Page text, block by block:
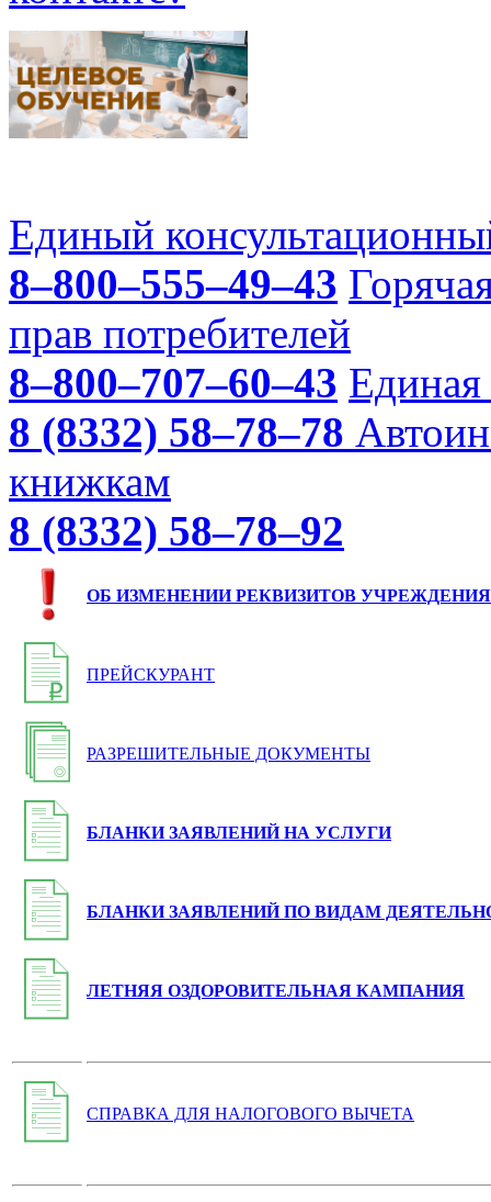
Единый
8–800–555–49–43
прав потребителей
8–800–707–60–43 Единая
8 (8332) 58–78–78
книжкам
8 (8332) 58–78–92
ОБ ИЗМЕНЕНИИ РЕКВИЗИТОВ УЧРЕЖДЕНИЯ
ПРЕЙСКУРАНТ
РАЗРЕШИТЕЛЬНЫЕ ДОКУМЕНТЫ
БЛАНКИ ЗАЯВЛЕНИЙ НА УСЛУГИ
БЛАНКИ ЗАЯВЛЕНИЙ ПО ВИДАМ
ЛЕТНЯЯ ОЗДОРОВИТЕЛЬНАЯ КАМПАНИЯ
СПРАВКА ДЛЯ НАЛОГОВОГО ВЫЧЕТА